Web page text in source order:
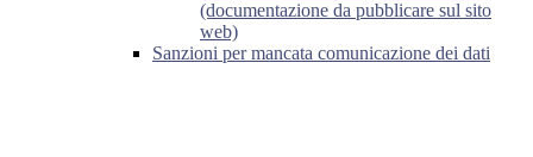
(documentazione da pubblicare sul sito
web)
Sanzioni per mancata comunicazione dei dati